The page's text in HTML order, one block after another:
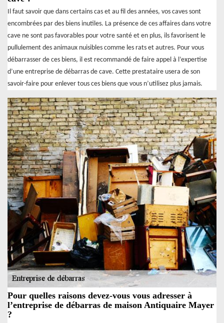
Il faut savoir que dans certains cas et au fil des années, vos caves sont
encombrées par des biens inutiles. La présence de ces affaires dans votre
cave ne sont pas favorables pour votre santé et en plus, ils favorisent le
pullulement des animaux nuisibles comme les rats et autres. Pour vous
débarrasser de ces biens, il est recommandé de faire appel à l’expertise
d’une entreprise de débarras de cave. Cette prestataire usera de son
savoir-faire pour enlever tous ces biens que vous n’utilisez plus jamais.
Pour quelles raisons devez-vous vous adresser à
l’entreprise de débarras de maison Antiquaire Mayer
?